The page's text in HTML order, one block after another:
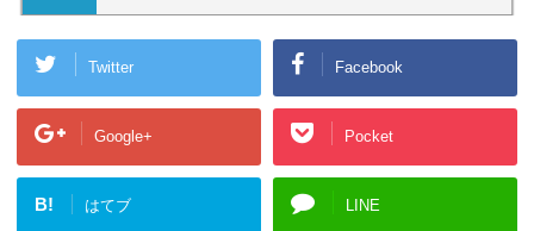
Twitter Facebook
Google+ Pocket
B! はてブ LINE